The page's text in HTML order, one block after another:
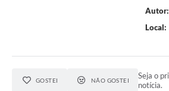
Autor:
Local:
GOSTEI NÃO GOSTEI
Seja o
notícia.